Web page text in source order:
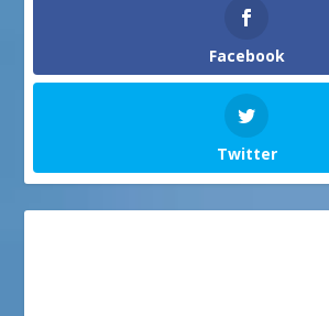
Facebook
Twitter